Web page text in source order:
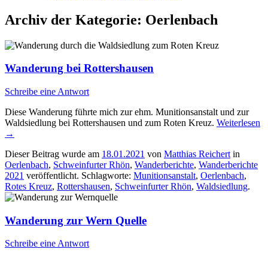
Archiv der Kategorie: Oerlenbach
Wanderung bei Rottershausen
Schreibe eine Antwort
Diese Wanderung führte mich zur ehm. Munitionsanstalt und zur
Waldsiedlung bei Rottershausen und zum Roten Kreuz. Weiterlesen
→
Dieser Beitrag wurde am 18.01.2021 von Matthias Reichert in
Oerlenbach, Schweinfurter Rhön, Wanderberichte, Wanderberichte
2021 veröffentlicht. Schlagworte: Munitionsanstalt, Oerlenbach,
Rotes Kreuz, Rottershausen, Schweinfurter Rhön, Waldsiedlung.
Wanderung zur Wern Quelle
Schreibe eine Antwort